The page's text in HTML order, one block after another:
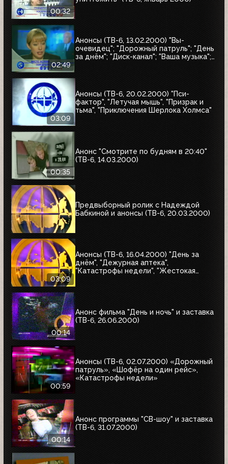
00:32
02:49
Анонсы (ТВ-6, 13.02.2000) "Вы-
очевидец"; "Дорожный патруль"; "День
за днём"; "Диск-канал"; "Ваша музыка";
03:09
Анонсы (ТВ-6, 20.02.2000) "Пси-
фактор", "Летучая мышь", "Призрак и
тьма", "Приключения Шерлока Холмса"
00:35
Анонс "Смотрите по будням в 20:40"
(ТВ-6, 14.03.2000)
Предвыборный ролик с Надеждой
Бабкиной и анонсы (ТВ-6, 20.03.2000)
03:09
Анонсы (ТВ-6, 16.04.2000) "День за
днём", "Дежурная аптека",
"Катастрофы недели", "Жестокая
00:14
Анонс фильма "День и ночь" и заставка
(ТВ-6, 26.06.2000)
00:59
Анонсы (ТВ-6, 02.07.2000) «Дорожный
патруль», «Шофёр на один рейс»,
«Катастрофы недели»
00:14
Анонс программы "СВ-шоу" и заставка
(ТВ-6, 31.07.2000)